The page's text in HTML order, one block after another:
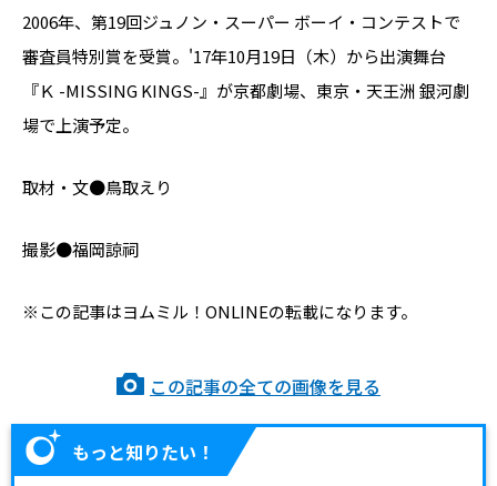
2006年、第19回ジュノン・スーパー ボーイ・コンテストで
審査員特別賞を受賞。'17年10月19日（木）から出演舞台
『Ｋ -MISSING KINGS-』が京都劇場、東京・天王洲 銀河劇
場で上演予定。
取材・文●鳥取えり
撮影●福岡諒祠
※この記事はヨムミル！ONLINEの転載になります。
この記事の全ての画像を見る
もっと知りたい！